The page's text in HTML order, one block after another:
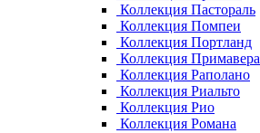
Коллекция Пастораль
Коллекция Помпеи
Коллекция Портланд
Коллекция Примавера
Коллекция Раполано
Коллекция Риальто
Коллекция Рио
Коллекция Романа